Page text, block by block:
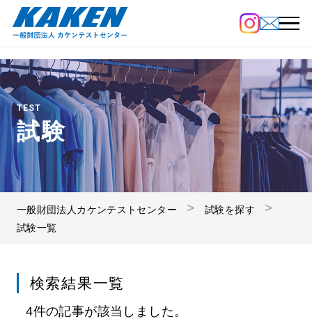
TEST
試験
一般財団法人カケンテストセンター
試験を探す
試験一覧
検索結果一覧
4件の記事が該当しました。